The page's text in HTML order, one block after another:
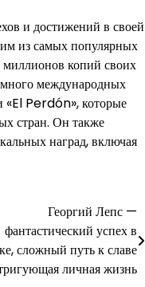
и достижений в своей
из самых популярных
копий своих
международных
«El Perdón», которые
стран. Он также
наград, включая
Георгий Лепс —
фантастический успех в
сложный путь к славе
личная жизнь